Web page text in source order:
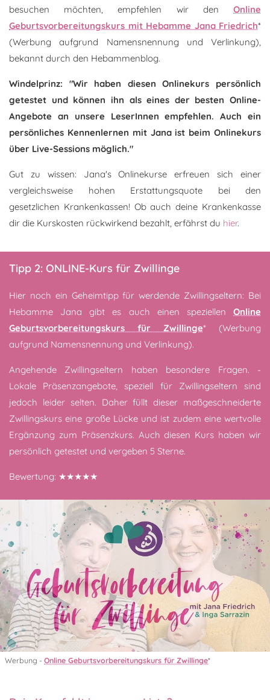
besuchen möchten, empfehlen wir den Online
Geburtsvorbereitungskurs mit Hebamme Jana Friedrich*
(Werbung aufgrund Namensnennung und Verlinkung),
bekannt durch den Hebammenblog.
Windelprinz: "Wir haben diesen Onlinekurs persönlich
getestet und können ihn als eines der besten Online-
Angebote an unsere LeserInnen empfehlen. Auch ein
persönliches Kennenlernen mit Jana ist beim Onlinekurs
über Live-Sessions möglich."
Gut zu wissen: Jana's Onlinekurse erfreuen sich einer
vergleichsweise hohen Erstattungsquote bei den
gesetzlichen Krankenkassen! Ob auch deine Krankenkasse
dir die Kurskosten rückwirkend bezahlt, erfährst du hier.
Tipp 2: ONLINE-Kurs für Zwillinge
Hier noch ein Geheimtipp für werdende Zwillingseltern: Bei
Hebamme Jana gibt es auch einen speziellen Online
Geburtsvorbereitungskurs für Zwillinge* (Werbung
aufgrund Namensnennung und Verlinkung).
Angehende Zwillingseltern haben besondere Fragen. -
Lokale Präsenzangebote, speziell für Zwillingseltern sind
jedoch leider selten. Daher füllt dieser maßgeschneiderte
Zwillingskurs eine große Lücke und ist zudem eine wertvolle
Ergänzung zum Präsenzkurs. Auch diesen Kurs haben wir
persönlich getestet und vergeben 5 Sterne.
Bewertung: ★★★★★
Werbung - Online Geburtsvorbereitungskurs für Zwillinge*